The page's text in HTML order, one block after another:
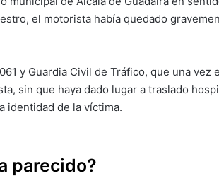
el motorista había quedado
y Guardia Civil de Tráfico, que una vez
sin que haya dado lugar a traslado
identidad de la víctima.
parecido?